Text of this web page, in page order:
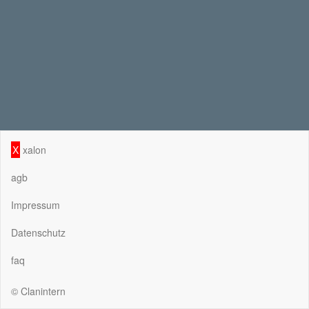
X xalon
agb
Impressum
Datenschutz
faq
© Clanintern